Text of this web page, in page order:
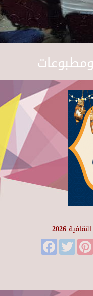
2026
FacebookTwitter